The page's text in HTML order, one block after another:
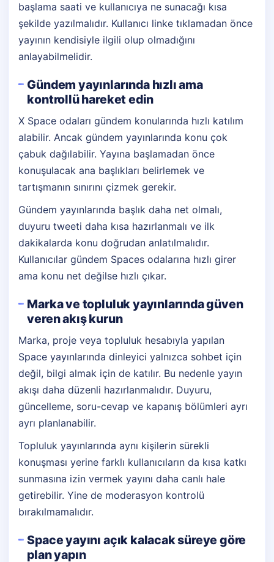
başlama saati ve kullanıcıya ne sunacağı kısa
şekilde yazılmalıdır. Kullanıcı linke tıklamadan önce
yayının kendisiyle ilgili olup olmadığını
anlayabilmelidir.
Gündem yayınlarında hızlı ama
kontrollü hareket edin
X Space odaları gündem konularında hızlı katılım
alabilir. Ancak gündem yayınlarında konu çok
çabuk dağılabilir. Yayına başlamadan önce
konuşulacak ana başlıkları belirlemek ve
tartışmanın sınırını çizmek gerekir.
Gündem yayınlarında başlık daha net olmalı,
duyuru tweeti daha kısa hazırlanmalı ve ilk
dakikalarda konu doğrudan anlatılmalıdır.
Kullanıcılar gündem Spaces odalarına hızlı girer
ama konu net değilse hızlı çıkar.
Marka ve topluluk yayınlarında güven
veren akış kurun
Marka, proje veya topluluk hesabıyla yapılan
Space yayınlarında dinleyici yalnızca sohbet için
değil, bilgi almak için de katılır. Bu nedenle yayın
akışı daha düzenli hazırlanmalıdır. Duyuru,
güncelleme, soru-cevap ve kapanış bölümleri ayrı
ayrı planlanabilir.
Topluluk yayınlarında aynı kişilerin sürekli
konuşması yerine farklı kullanıcıların da kısa katkı
sunmasına izin vermek yayını daha canlı hale
getirebilir. Yine de moderasyon kontrolü
bırakılmamalıdır.
Space yayını açık kalacak süreye göre
plan yapın